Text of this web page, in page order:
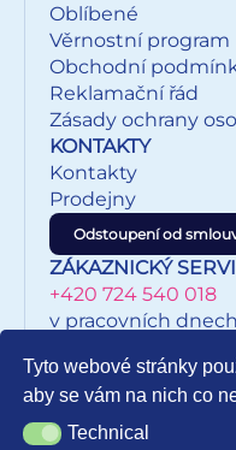
Oblíbené
Věrnostní program
Obchodní
Reklamační řád
Zásady ochrany
KONTAKTY
Kontakty
Prodejny
Odstoupení od
ZÁKAZNICKÝ
+420 724 540 018
v pracovních
Tyto webové stránky
aby se vám na nich co
TechnicalTechnical